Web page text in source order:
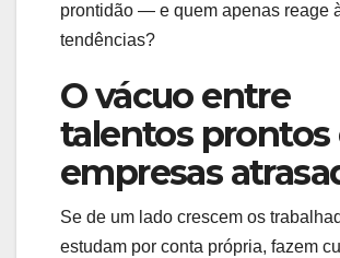
prontidão — e quem apenas reage
tendências?
O vácuo entre
talentos prontos
empresas
Se de um lado crescem os
estudam por conta própria, fazem